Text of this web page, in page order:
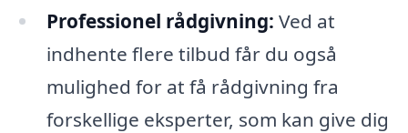
Professionel rådgivning: Ved at
indhente flere tilbud får du også
mulighed for at få rådgivning fra
forskellige eksperter, som kan give dig